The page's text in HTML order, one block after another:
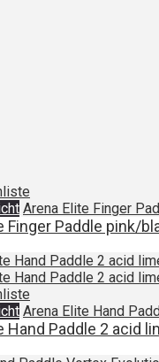
Arena Elite Finger
Finger Paddle pink/
Arena Elite Hand
Hand Paddle 2 acid